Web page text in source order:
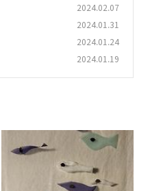
2024.02.07
2024.01.31
2024.01.24
2024.01.19